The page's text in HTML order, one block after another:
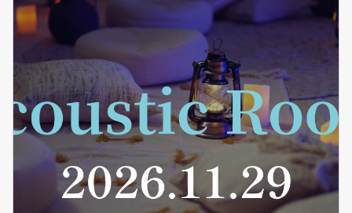
#BeeLog
2026.04.15
詳細を見る